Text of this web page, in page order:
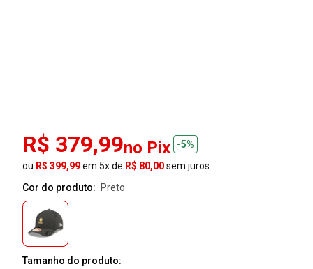
R$ 379,99no Pix
-5%
ou R$ 399,99em 5x de R$ 80,00sem juros
Cor do produto:
preto
Tamanho do produto: